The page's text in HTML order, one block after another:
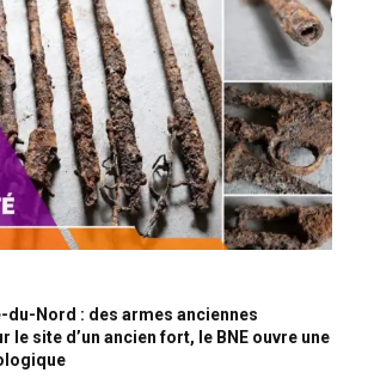
du-Nord : des armes anciennes
le site d’un ancien fort, le BNE ouvre une